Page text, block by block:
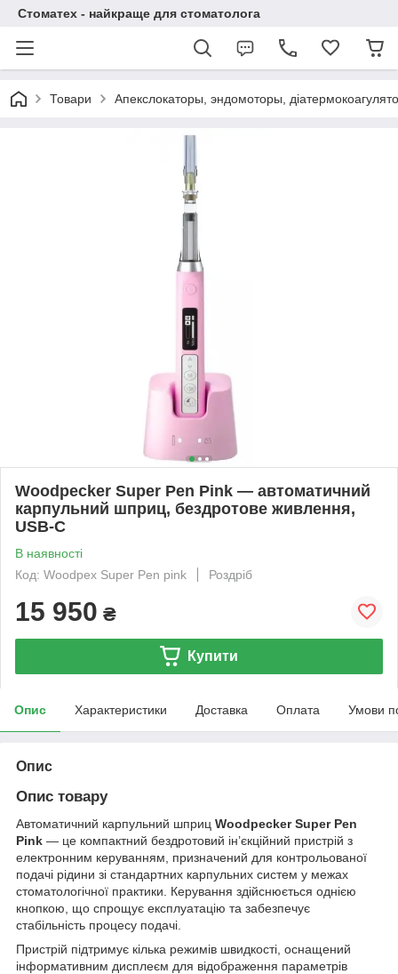
Стоматех - найкраще для стоматолога
Товари Апекслокаторы, эндомоторы,
Woodpecker Super Pen Pink — автоматичний
карпульний шприц, бездротове живлення,
USB-C
В наявності
Код: Woodpex Super Pen pink
Роздріб
15 950 ₴
Купити
Опис Характеристики Доставка Оплата Умови
Опис
Опис товару
Автоматичний карпульний шприц Woodpecker Super Pen
Pink — це компактний бездротовий ін’єкційний пристрій з
електронним керуванням, призначений для контрольованої
подачі рідини зі стандартних карпульних систем у межах
стоматологічної практики. Керування здійснюється однією
кнопкою, що спрощує експлуатацію та забезпечує
стабільність процесу подачі.
Пристрій підтримує кілька режимів швидкості, оснащений
інформативним дисплеєм для відображення параметрів